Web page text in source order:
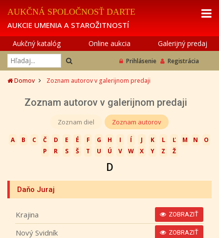
AUKČNÁ SPOLOČNOSŤ DARTE
AUKCIE UMENIA A STAROŽITNOSTÍ
Aukčný katalóg Online aukcia Galerijný predaj
Prihlásenie Registrácia
Domov Zoznam autorov v galerijnom predaji
Zoznam autorov v galerijnom predaji
Zoznam diel Zoznam autorov
A B C Č D E É F G H I Í J K L Ľ M N
O
P
R S Š T U Ú V W X Y Z Ž
D
Daňo Juraj
Krajina ZOBRAZIŤ
Nový Svidník ZOBRAZIŤ